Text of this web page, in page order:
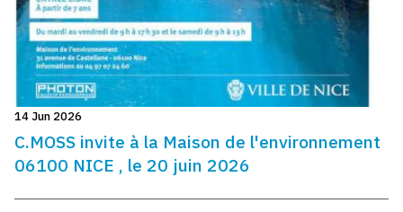
14 Jun 2026
C.MOSS invite à la Maison de l'environnement
06100 NICE , le 20 juin 2026